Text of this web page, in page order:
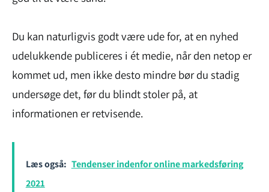
Du kan naturligvis godt være ude for, at en nyhed
udelukkende publiceres i ét medie, når den netop er
kommet ud, men ikke desto mindre bør du stadig
undersøge det, før du blindt stoler på, at
informationen er retvisende.
Læs også: Tendenser indenfor online markedsføring
2021